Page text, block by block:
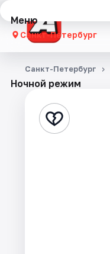
Меню
Санкт-Петербург
Концерты
Стендап
Ночной режим
Санкт-Петербург